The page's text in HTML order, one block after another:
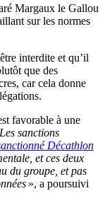
Margaux le Gallou
sur les normes
interdite et qu’il
que des
car cela donne
favorable à une
Les sanctions
Décathlon
et ces deux
du groupe, et pas
», a poursuivi